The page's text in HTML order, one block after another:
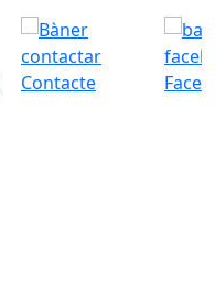
Contacte